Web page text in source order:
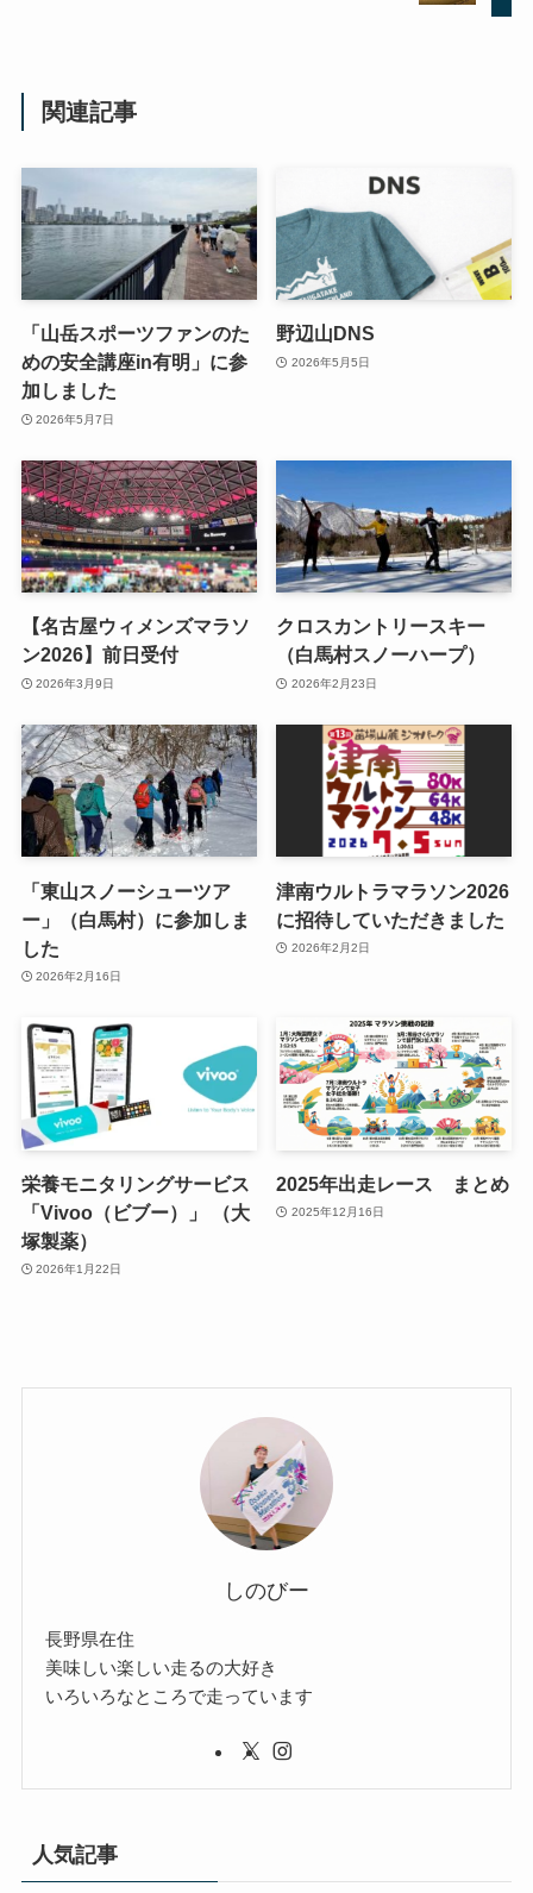
関連記事
「山岳スポーツファンのた
めの安全講座in有明」に参
加しました
2026年5月7日
野辺山DNS
2026年5月5日
【名古屋ウィメンズマラソ
ン2026】前日受付
2026年3月9日
クロスカントリースキー
（白馬村スノーハープ）
2026年2月23日
「東山スノーシューツア
ー」（白馬村）に参加しま
した
2026年2月16日
津南ウルトラマラソン2026
に招待していただきました
2026年2月2日
栄養モニタリングサービス
「Vivoo（ビブー）」 （大
塚製薬）
2026年1月22日
2025年出走レース まとめ
2025年12月16日
しのびー
長野県在住
美味しい楽しい走るの大好き
いろいろなところで走っています
人気記事